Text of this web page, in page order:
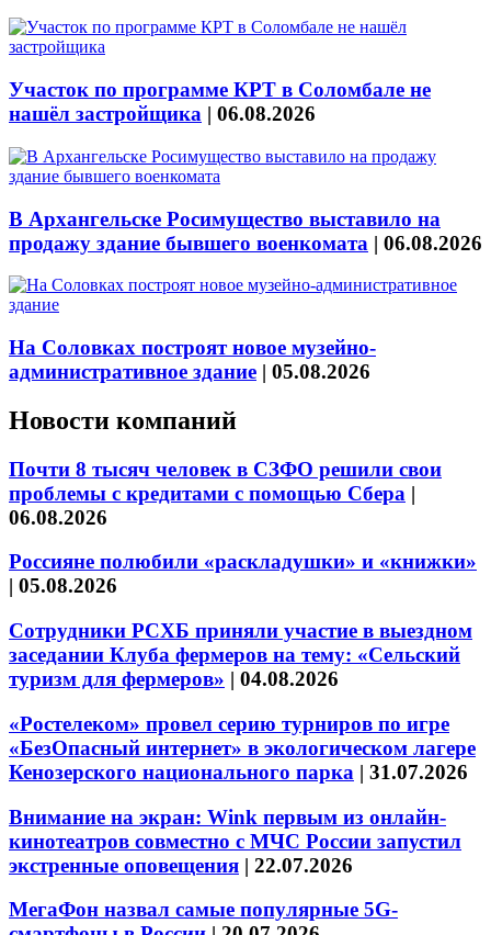
Участок по программе КРТ в Соломбале не
нашёл застройщика | 06.08.2026
В Архангельске Росимущество выставило на
продажу здание бывшего военкомата | 06.08.2026
На Соловках построят новое музейно-
административное здание | 05.08.2026
Новости компаний
Почти 8 тысяч человек в СЗФО решили свои
проблемы с кредитами с помощью Сбера |
06.08.2026
Россияне полюбили «раскладушки» и «книжки»
| 05.08.2026
Сотрудники РСХБ приняли участие в выездном
заседании Клуба фермеров на тему: «Сельский
туризм для фермеров» | 04.08.2026
«Ростелеком» провел серию турниров по игре
«БезОпасный интернет» в экологическом лагере
Кенозерского национального парка | 31.07.2026
Внимание на экран: Wink первым из онлайн-
кинотеатров совместно с МЧС России запустил
экстренные оповещения | 22.07.2026
МегаФон назвал самые популярные 5G-